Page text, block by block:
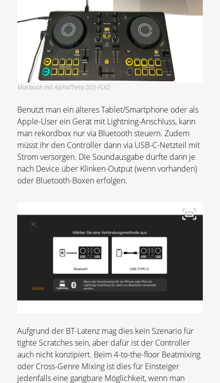
Macbook mit AlphaTheta DDJ-FLX2
Benutzt man ein älteres Tablet/Smartphone oder als
Apple-User ein Gerät mit Lightning-Anschluss, kann
man rekordbox nur via Bluetooth steuern. Zudem
müsst ihr den Controller dann via USB-C-Netzteil mit
Strom versorgen. Die Soundausgabe dürfte dann je
nach Device über Klinken-Output (wenn vorhanden)
oder Bluetooth-Boxen erfolgen.
Aufgrund der BT-Latenz mag dies kein Szenario für
tighte Scratches sein, aber dafür ist der Controller
auch nicht konzipiert. Beim 4-to-the-floor Beatmixing
oder Cross-Genre Mixing ist dies für Einsteiger
jedenfalls eine gangbare Möglichkeit, wenn man